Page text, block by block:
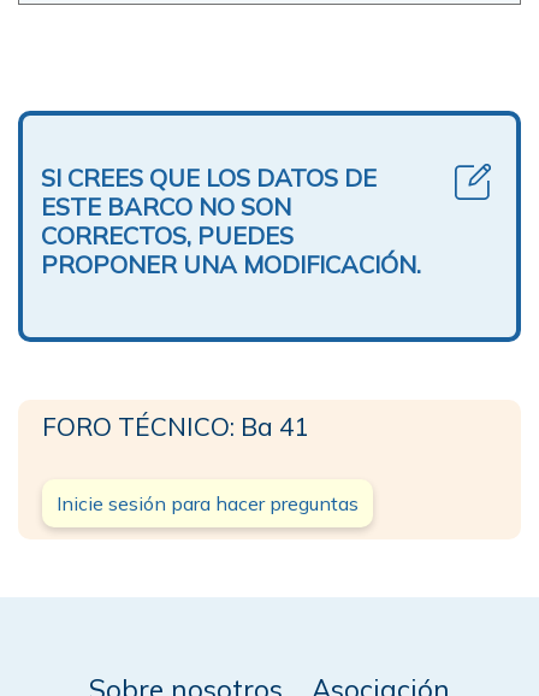
SI CREES QUE LOS DATOS DE
ESTE BARCO NO SON
CORRECTOS, PUEDES
PROPONER UNA MODIFICACIÓN.
FORO TÉCNICO: Ba 41
Inicie sesión para hacer preguntas